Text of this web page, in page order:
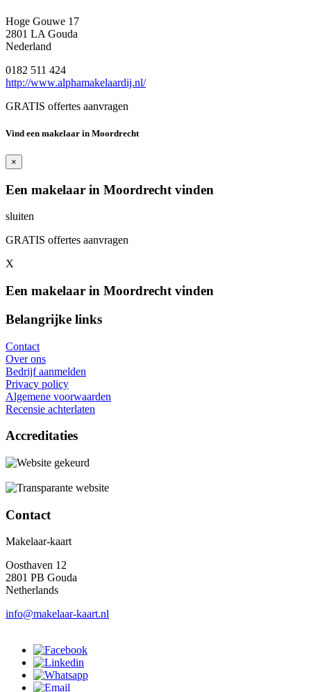
Hoge Gouwe 17
2801 LA Gouda
Nederland
0182 511 424
http://www.alphamakelaardij.nl/
GRATIS offertes aanvragen
Vind een makelaar in Moordrecht
×
Een makelaar in Moordrecht vinden
sluiten
GRATIS offertes aanvragen
X
Een makelaar in Moordrecht vinden
Belangrijke links
Contact
Over ons
Bedrijf aanmelden
Privacy policy
Algemene voorwaarden
Recensie achterlaten
Accreditaties
Contact
Makelaar-kaart
Oosthaven 12
2801 PB Gouda
Netherlands
info@makelaar-kaart.nl